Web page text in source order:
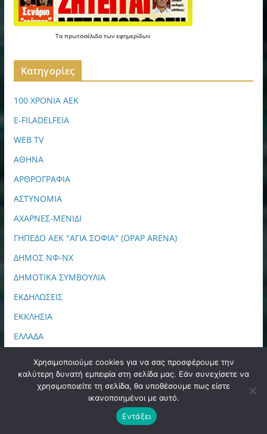
Ταπρωτοσέλιδατωνεφημερίδων
Kατηγορίες
100 ΧΡΟΝΙΑ ΑΕΚ
E-FILADELFEIA
WEB TV
ΑΘΗΝΑ
ΑΡΘΡΟΓΡΑΦΙΑ
ΑΣΤΥΝΟΜΙΑ
ΑΧΑΡΝΕΣ-ΜΕΝΙΔΙ
ΓΗΠΕΔΟ ΑΕΚ "ΑΓΙΑ ΣΟΦΙΑ" (OPAP ARENA)
ΔΗΜΟΣ ΝΦ-ΝΧ
ΔΗΜΟΤΙΚΑ ΣΥΜΒΟΥΛΙΑ
ΕΚΔΗΛΩΣΕΙΣ
ΕΚΚΛΗΣΙΑ
ΕΛΛΑΔΑ
ΕΡΑΣΙΤΕΧΝΙΚΗ
Χρησιμοποιούμε cookies για να σας προσφέρουμε την
καλύτερη δυνατή εμπειρία στη σελίδα μας. Εάν συνεχίσετε να
χρησιμοποιείτε τη σελίδα, θα υποθέσουμε πως είστε
ικανοποιημένοι με αυτό.
Εντάξει